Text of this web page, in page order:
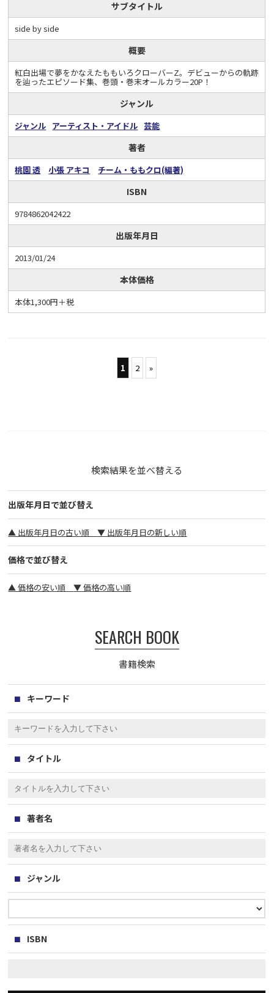
サブタイトル
side by side
概要
紅白出場で夢をかなえたももいろクローバーZ。デビューからの軌跡
を辿ったエピソード集、巻頭・巻末オールカラー20P！
ジャンル
ジャンル アーティスト・アイドル 芸能
著者
桃園 透 小張 アキコ チーム・ももクロ(編著)
ISBN
9784862042422
出版年月日
2013/01/24
本体価格
本体1,300円＋税
1 2 »
検索結果を並べ替える
出版年月日で並び替え
▲ 出版年月日の古い順▼ 出版年月日の新しい順
価格で並び替え
▲ 価格の安い順▼ 価格の高い順
SEARCH BOOK
書籍検索
キーワード
タイトル
著者名
ジャンル
ISBN